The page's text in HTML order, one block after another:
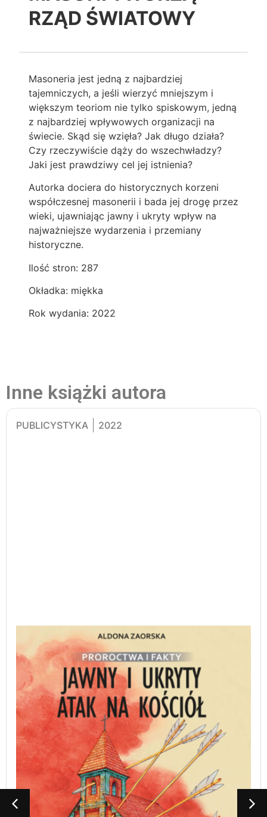
RZĄD ŚWIATOWY
Masoneria jest jedną z najbardziej
tajemniczych, a jeśli wierzyć mniejszym i
większym teoriom nie tylko spiskowym, jedną
z najbardziej wpływowych organizacji na
świecie. Skąd się wzięła? Jak długo działa?
Czy rzeczywiście dąży do wszechwładzy?
Jaki jest prawdziwy cel jej istnienia?
Autorka dociera do historycznych korzeni
współczesnej masonerii i bada jej drogę przez
wieki, ujawniając jawny i ukryty wpływ na
najważniejsze wydarzenia i przemiany
historyczne.
Ilość stron: 287
Okładka: miękka
Rok wydania: 2022
Inne książki autora
PUBLICYSTYKA 2022